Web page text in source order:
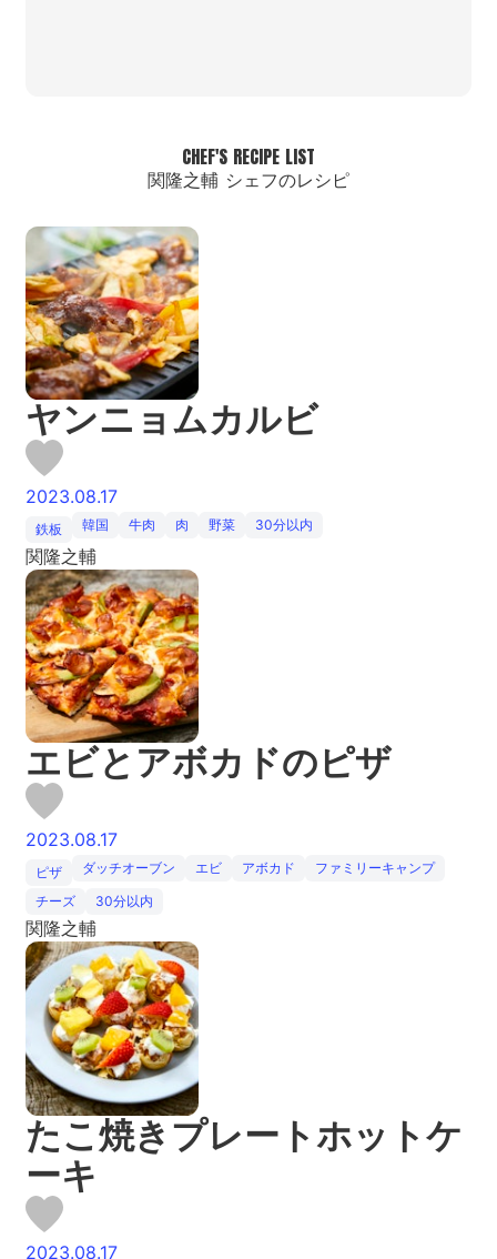
CHEF'S RECIPE LIST
関隆之輔 シェフのレシピ
ヤンニョムカルビ
2023.08.17
鉄板 韓国 牛肉 肉 野菜 30分以内
関隆之輔
エビとアボカドのピザ
2023.08.17
ピザ ダッチオーブン エビ アボカド
ファミリーキャンプ
チーズ
30分以内
関隆之輔
たこ焼きプレートホットケ
ーキ
2023.08.17